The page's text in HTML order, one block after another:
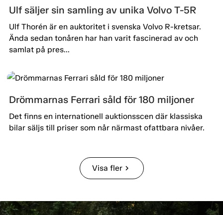
Ulf säljer sin samling av unika Volvo T-5R
Ulf Thorén är en auktoritet i svenska Volvo R-kretsar.
Ända sedan tonåren har han varit fascinerad av och
samlat på pres...
Drömmarnas Ferrari såld för 180 miljoner
Det finns en internationell auktionsscen där klassiska
bilar säljs till priser som når närmast ofattbara nivåer.
Visa flerchevron_right